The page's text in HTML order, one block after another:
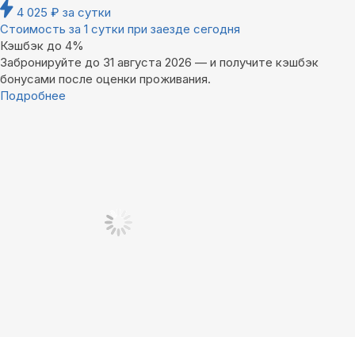
4 025 ₽ за сутки
Стоимость за 1 сутки при заезде сегодня
Кэшбэк до 4%
Забронируйте до 31 августа 2026 — и получите кэшбэк
бонусами после оценки проживания.
Подробнее